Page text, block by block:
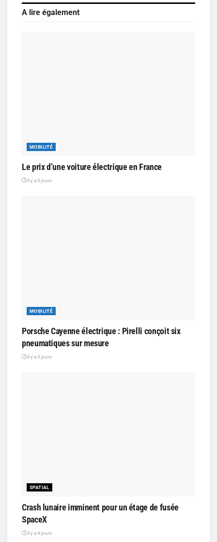
A lire également
MOBILITÉ
Le prix d’une voiture électrique en France
il y a 3 jours
MOBILITÉ
Porsche Cayenne électrique : Pirelli conçoit six
pneumatiques sur mesure
il y a 3 jours
SPATIAL
Crash lunaire imminent pour un étage de fusée
SpaceX
il y a 4 jours